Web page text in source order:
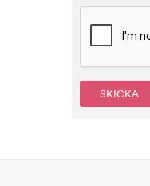
SKICKA